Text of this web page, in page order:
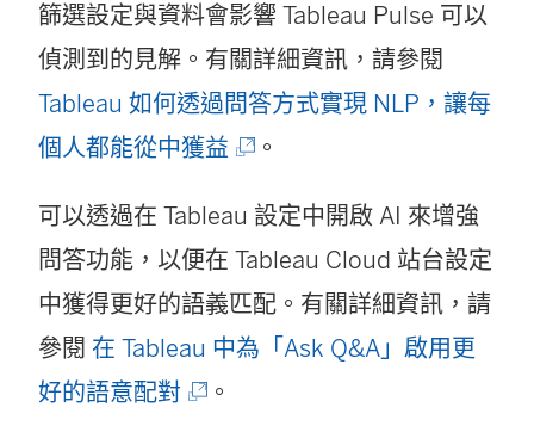
篩選設定與資料會影響 Tableau Pulse 可以
偵測到的見解。有關詳細資訊，請參閱
Tableau 如何透過問答方式實現 NLP，讓每
個人都能從中獲益 (
新
視
。
可以透過在 Tableau 設定中開啟 AI 來增強
問答功能，以便在 Tableau Cloud 站台設定
中獲得更好的語義匹配。有關詳細資訊，請
參閱 在 Tableau 中為「Ask Q&A」啟用更
好的語意配對 (
。